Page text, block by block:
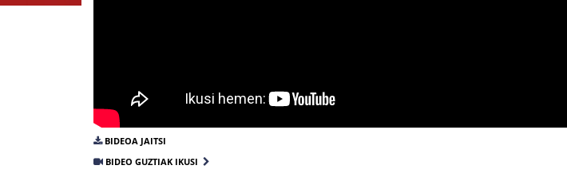
BIDEOA JAITSI
BIDEO GUZTIAK IKUSI